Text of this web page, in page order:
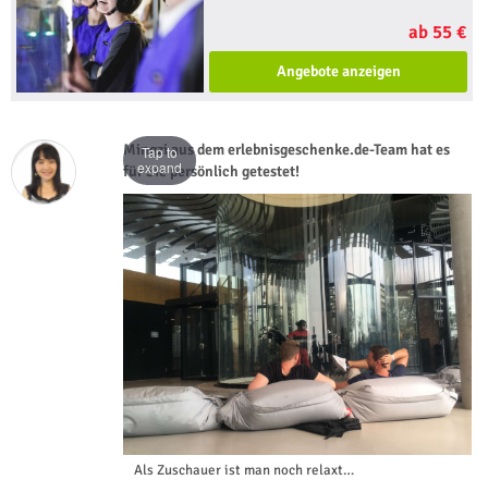
ab 55 €
Angebote anzeigen
Mingzi aus dem erlebnisgeschenke.de-Team hat es
für Sie persönlich getestet!
Tap to
expand
Als Zuschauer ist man noch relaxt…